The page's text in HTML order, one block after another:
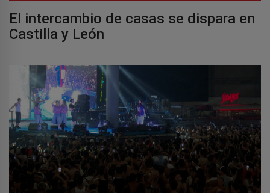
El intercambio de casas se dispara en
Castilla y León